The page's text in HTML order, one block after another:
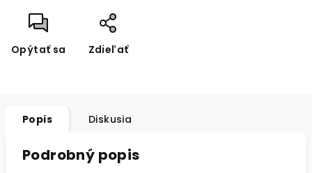
Opýtať sa Zdieľať
Popis Diskusia
Podrobný popis